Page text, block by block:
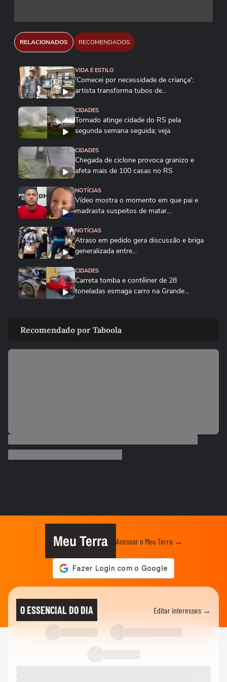
RELACIONADOS RECOMENDADOS
VIDA E ESTILO
'Comecei por necessidade de criança':
artista transforma tubos de...
CIDADES
Tornado atinge cidade do RS pela
segunda semana seguida; veja
CIDADES
Chegada de ciclone provoca granizo e
afeta mais de 100 casas no RS
NOTÍCIAS
Vídeo mostra o momento em que pai e
madrasta suspeitos de matar...
NOTÍCIAS
Atraso em pedido gera discussão e briga
generalizada entre...
CIDADES
Carreta tomba e contêiner de 28
toneladas esmaga carro na Grande...
de prédio após motorista...
CIDADES
fuga de oficina de costura...
Ciclone bomba: Defesa Civil alerta para
ventos de até 100 km/h em...
Vídeos mostram 'nuvem cogumelo'
durante incêndio em...
Ferroviários aceitam proposta e encerram
Recomendado por Taboola
Meu Terra Acessar o Meu Terra →
O ESSENCIAL DO DIA Editar interesses →